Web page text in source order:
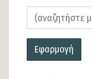
Εφαρμογή